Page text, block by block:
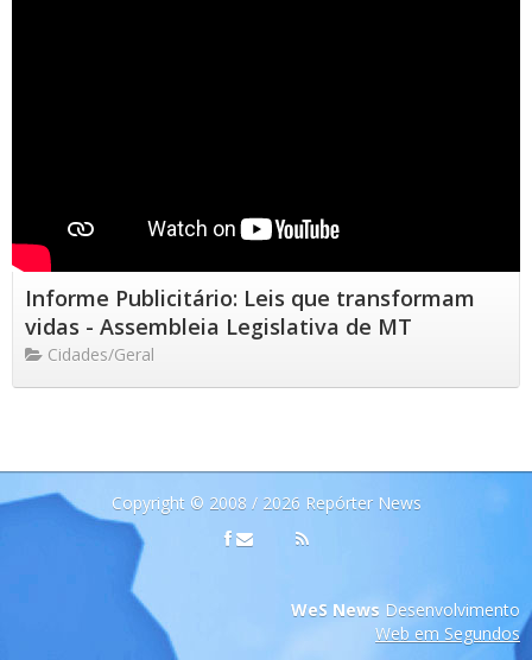
Informe Publicitário: Leis que transformam
vidas - Assembleia Legislativa de MT
Cidades/Geral
Copyright © 2008 / 2026 Repórter News
WeS News Desenvolvimento
Web em Segundos